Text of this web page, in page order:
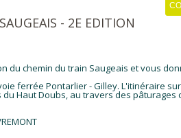
- 2E EDITION
du chemin du train Saugeais et vous
ferrée Pontarlier - Gilley. L'itinéraire
Haut Doubs, au travers des pâturages